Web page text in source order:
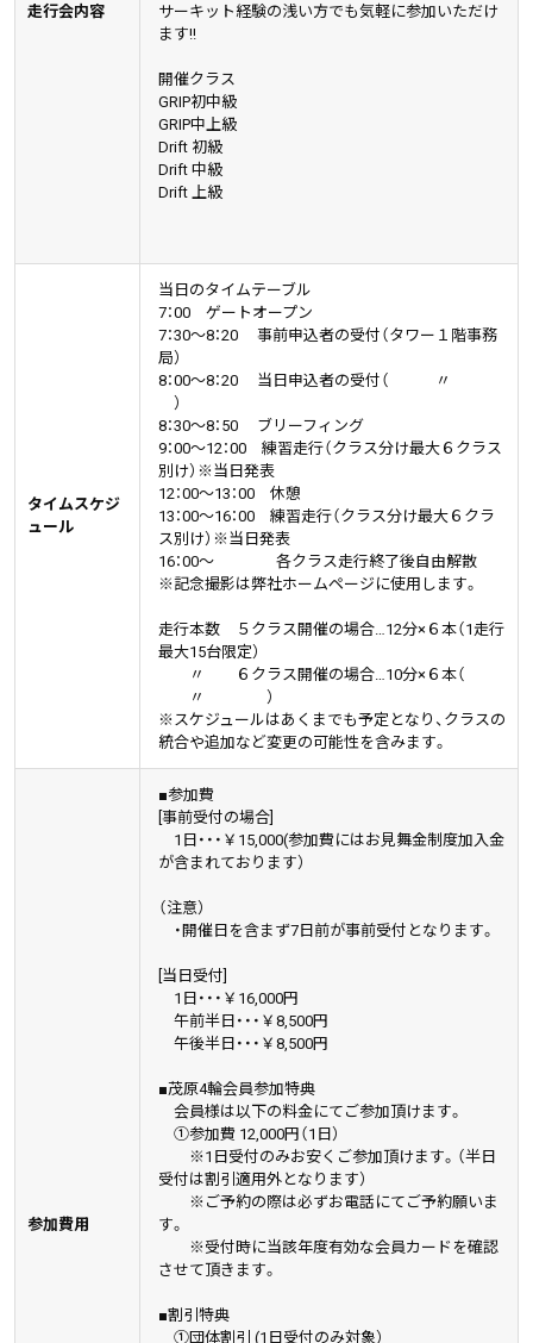
走行会内容
サーキット経験の浅い方でも気軽に参加いただけ
ます!!
開催クラス
GRIP初中級
GRIP中上級
Drift 初級
Drift 中級
Drift 上級
タイムスケジ
ュール
当日のタイムテーブル
7：00 ゲートオープン
7：30～8：20 事前申込者の受付（タワー１階事務
局）
8：00～8：20 当日申込者の受付（ 〃
）
8：30～8：50 ブリーフィング
9：00～12：00 練習走行（クラス分け最大６クラス
別け）※当日発表
12：00～13：00 休憩
13：00～16：00 練習走行（クラス分け最大６クラ
ス別け）※当日発表
16：00～ 各クラス走行終了後自由解散
※記念撮影は弊社ホームページに使用します。
走行本数 ５クラス開催の場合…12分×６本（1走行
最大15台限定）
〃 ６クラス開催の場合…10分×６本（
〃 ）
※スケジュールはあくまでも予定となり、クラスの
統合や追加など変更の可能性を含みます。
参加費用
■参加費
[事前受付の場合]
1日・・・￥15,000(参加費にはお見舞金制度加入金
が含まれております）
（注意）
・開催日を含まず7日前が事前受付となります。
[当日受付]
1日・・・￥16,000円
午前半日・・・￥8,500円
午後半日・・・￥8,500円
■茂原4輪会員参加特典
会員様は以下の料金にてご参加頂けます。
①参加費 12,000円（1日）
※1日受付のみお安くご参加頂けます。（半日
受付は割引適用外となります）
※ご予約の際は必ずお電話にてご予約願いま
す。
※受付時に当該年度有効な会員カードを確認
させて頂きます。
■割引特典
①団体割引 (1日受付のみ対象）